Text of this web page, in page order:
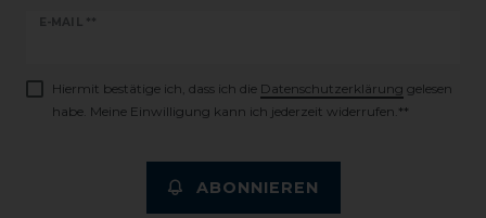
E-MAIL **
Newsletter
Hiermit bestätige ich, dass ich die Daten­schutz­erklärung gelesen
habe. Meine Einwilligung kann ich jederzeit widerrufen.**
ABONNIEREN